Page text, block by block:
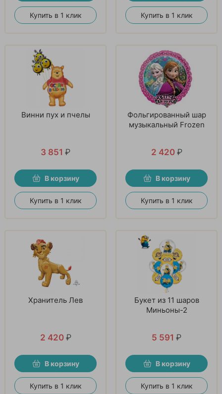
Купить в 1 клик Купить в 1 клик
Винни пух и пчелы
3 851 ₽
В корзину
Купить в 1 клик
Фольгированный шар
музыкальный Frozen
2 420 ₽
В корзину
Купить в 1 клик
Хранитель Лев
2 420 ₽
В корзину
Купить в 1 клик
Букет из 11 шаров
Миньоны-2
5 591 ₽
В корзину
Купить в 1 клик